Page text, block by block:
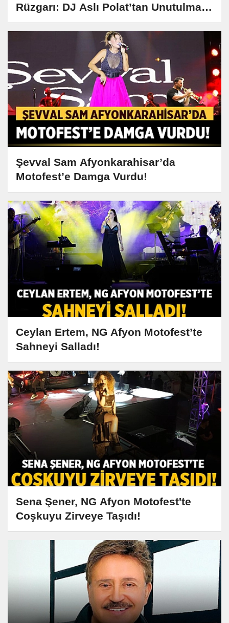
Rüzgarı: DJ Aslı Polat’tan Unutulmaz
Performans!
Şevval Sam Afyonkarahisar’da
Motofest’e Damga Vurdu!
Ceylan Ertem, NG Afyon Motofest’te
Sahneyi Salladı!
Sena Şener, NG Afyon Motofest'te
Coşkuyu Zirveye Taşıdı!